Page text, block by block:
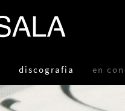
discografia en